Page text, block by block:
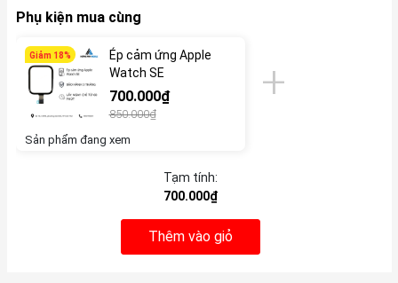
Phụ kiện mua cùng
Giảm 18%
Ép cảm ứng Apple
Watch SE
700.000₫
850.000₫
Sản phẩm đang xem
Tạm tính:
700.000₫
Thêm vào giỏ